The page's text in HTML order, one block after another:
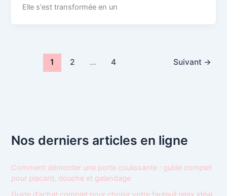
Elle s'est transformée en un
1 2 … 4 Suivant →
Nos derniers articles en ligne
Comment démonter une porte coulissante : guide complet
pour placard, douche et galandage